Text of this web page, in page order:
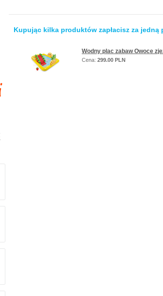
Kupując kilka produktów zapłacisz za jedną
Wodny plac zabaw Owoce
Cena: 299.00 PLN